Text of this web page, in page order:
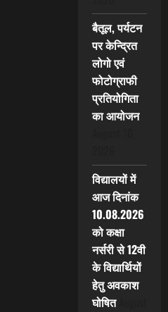
बैतूल, पर्यटन
पर केन्द्रित
लोगो एवं
फोटोग्राफी
प्रतियोगिता
का आयोजन
विद्यालयों में
आज दिनांक
10.08.2026
को कक्षा
नर्सरी से 12वी
के विद्यार्थियों
हेतु अवकाश
घोषित